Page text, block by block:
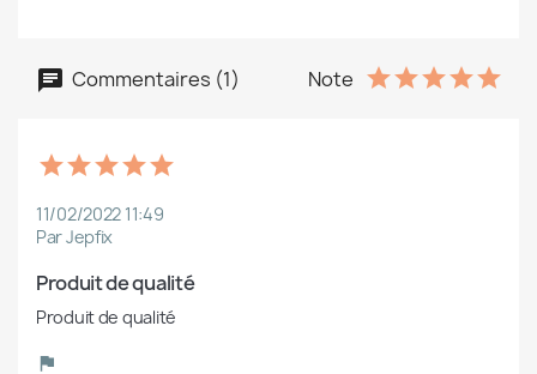
Commentaires (1) Note
11/02/2022 11:49
Par Jepfix
Produit de qualité
Produit de qualité